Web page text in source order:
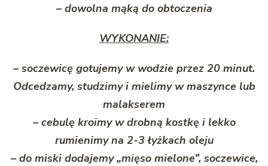
– dowolna mąką do obtoczenia
WYKONANIE:
– soczewicę gotujemy w wodzie przez 20 minut.
Odcedzamy, studzimy i mielimy w maszynce lub
malakserem
– cebulę kroimy w drobną kostkę i lekko
rumienimy na 2-3 łyżkach oleju
– do miski dodajemy „mięso mielone”, soczewice,